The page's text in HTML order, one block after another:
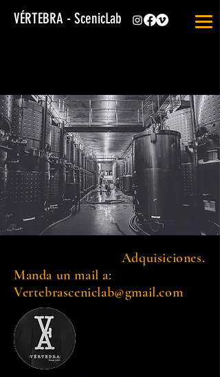
VÉRTEBRA - ScenicLab
Adquisiciones.
Manda un mail a:
Vertebrasceniclab@gmail.com